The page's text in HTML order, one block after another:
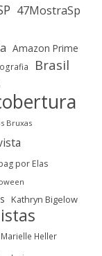
47MostraSp
Amazon Prime
Brasil
Bruxas
por Elas
Kathryn Bigelow
Marielle Heller